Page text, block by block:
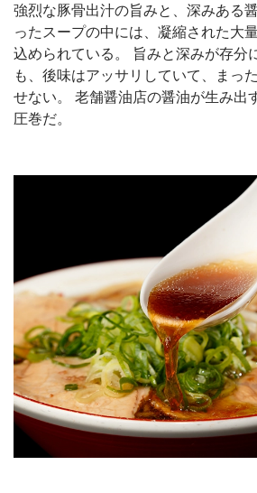
強烈な豚骨出汁の旨みと、深みある
ったスープの中には、凝縮された大
込められている。 旨みと深みが存分
も、後味はアッサリしていて、まっ
せない。 老舗醤油店の醤油が生み出
圧巻だ。